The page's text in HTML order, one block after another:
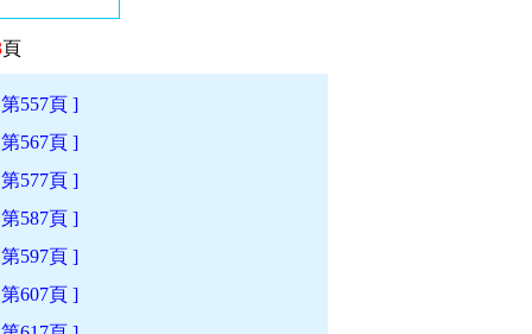
頁
557頁 ]
567頁 ]
577頁 ]
587頁 ]
597頁 ]
607頁 ]